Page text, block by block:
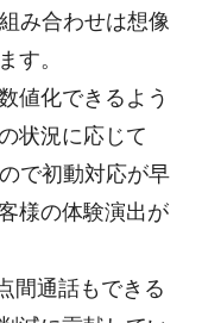
み合わせは想像
す。
値化できるよう
状況に応じて
で初動対応が早
様の体験演出が
間通話もできる